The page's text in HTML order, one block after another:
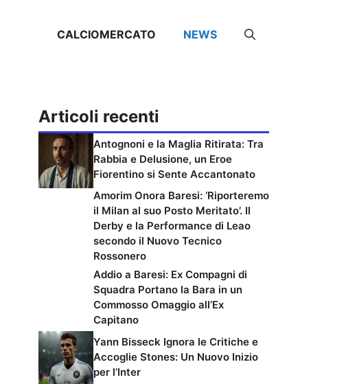
CALCIOMERCATO NEWS
Articoli recenti
Antognoni e la Maglia Ritirata: Tra
Rabbia e Delusione, un Eroe
Fiorentino si Sente Accantonato
Amorim Onora Baresi: ‘Riporteremo
il Milan al suo Posto Meritato’. Il
Derby e la Performance di Leao
secondo il Nuovo Tecnico
Rossonero
Addio a Baresi: Ex Compagni di
Squadra Portano la Bara in un
Commosso Omaggio all’Ex
Capitano
Yann Bisseck Ignora le Critiche e
Accoglie Stones: Un Nuovo Inizio
per l’Inter